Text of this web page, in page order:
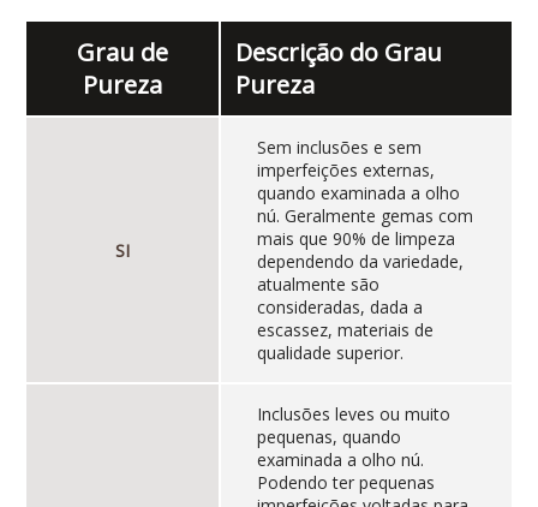
Grau de
Pureza
Descrição do Grau
Pureza
SI
Sem inclusões e sem
imperfeições externas,
quando examinada a olho
nú. Geralmente gemas com
mais que 90% de limpeza
dependendo da variedade,
atualmente são
consideradas, dada a
escassez, materiais de
qualidade superior.
Inclusões leves ou muito
pequenas, quando
examinada a olho nú.
Podendo ter pequenas